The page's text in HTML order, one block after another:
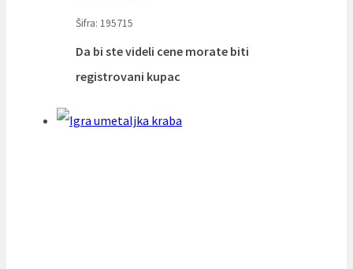
Šifra: 195715
Da bi ste videli cene morate biti
registrovani kupac